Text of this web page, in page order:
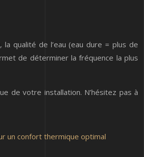
qualité de l’eau (eau dure = plus de
de déterminer la fréquence la plus
de votre installation. N’hésitez pas à
un confort thermique optimal